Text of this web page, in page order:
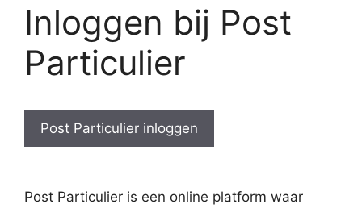
Inloggen bij Post
Particulier
Post Particulier inloggen
Post Particulier is een online platform waar